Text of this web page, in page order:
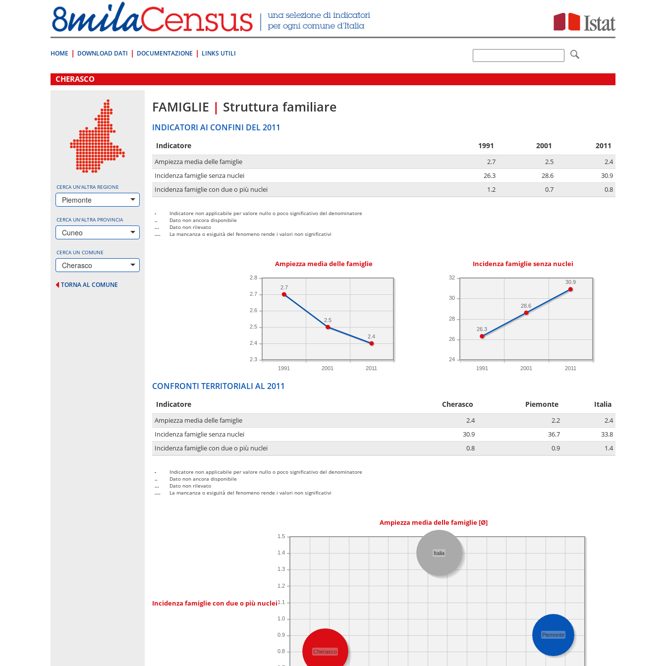
direttamente
a:
Contenuto
HOME DOWNLOAD DATI DOCUMENTAZIONE LINKS UTILI
.
CHERASCO
CERCA UN'ALTRA REGIONE
Piemonte
CERCA UN'ALTRA PROVINCIA
Cuneo
CERCA UN COMUNE
Cherasco
TORNA AL COMUNE
FAMIGLIE | Struttura familiare
INDICATORI AI CONFINI DEL 2011
Indicatore 1991 2001 2011
Ampiezza media delle famiglie 2.7 2.5
2.4
Incidenza famiglie senza nuclei
26.3 28.6
30.9
Incidenza famiglie con due o più nuclei
1.2 0.7 0.8
-
Indicatore non applicabile per valore nullo o poco significativo del denominatore
..
Dato non ancora disponibile
...
Dato non rilevato
....
La mancanza o esiguità del fenomeno rende i valori non significativi
Ampiezza media delle famiglie
1991 2001 2011
2.3
2.4
2.5
2.6
2.7
2.8
2.4
2.5
2.7
Incidenza famiglie senza nuclei
1991 2001 2011
24
26
28
30
32
30.9
28.6
26.3
CONFRONTI TERRITORIALI AL 2011
Indicatore Cherasco Piemonte Italia
Ampiezza media delle famiglie 2.4 2.2
2.4
Incidenza famiglie senza nuclei
30.9 36.7
33.8
Incidenza famiglie con due o più nuclei
0.8 0.9 1.4
-
Indicatore non applicabile per valore nullo o poco significativo del denominatore
..
Dato non ancora disponibile
...
Dato non rilevato
....
La mancanza o esiguità del fenomeno rende i valori non significativi
Ampiezza media delle famiglie [Ø]
Incidenza famiglie con due o più nuclei
0.8
0.9
1.0
1.1
1.2
1.3
1.4
1.5
Cherasco
Italia
Piemonte